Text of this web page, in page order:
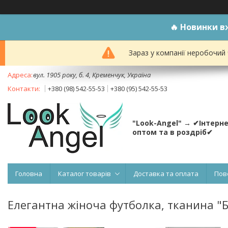
🔥 Новинки
Зараз у компанії
вул. 1905 року, б. 4, Кременчук, Україна
+380 (98) 542-55-53
+380 (95) 542-55-53
"Look-Angel" →
оптом та в роздріб✔
Головна Каталог товарів Доставка та оплата
Елегантна жіноча футболка, тканина